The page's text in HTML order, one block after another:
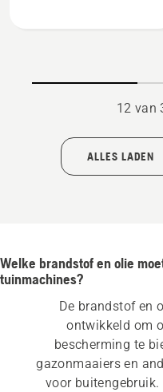
12 van
ALLES LADEN
Welke brandstof en olie
tuinmachines?
De brandstof en
ontwikkeld om
bescherming te
gazonmaaiers en
voor